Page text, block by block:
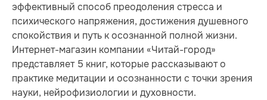
эффективный способ преодоления стресса и
психического напряжения, достижения душевного
спокойствия и путь к осознанной полной жизни.
Интернет-магазин компании «Читай-город»
представляет 5 книг, которые рассказывают о
практике медитации и осознанности с точки зрения
науки, нейрофизиологии и духовности.